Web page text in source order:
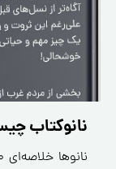
نانوکتاب